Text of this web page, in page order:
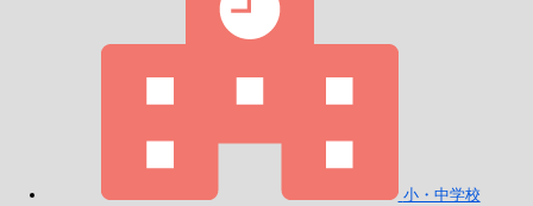
小・中学校